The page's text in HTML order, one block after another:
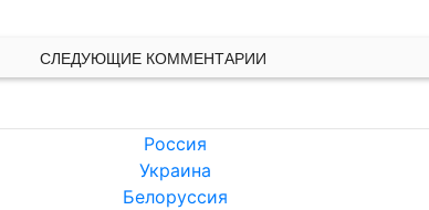
СЛЕДУЮЩИЕ КОММЕНТАРИИ
Россия
Украина
Белоруссия